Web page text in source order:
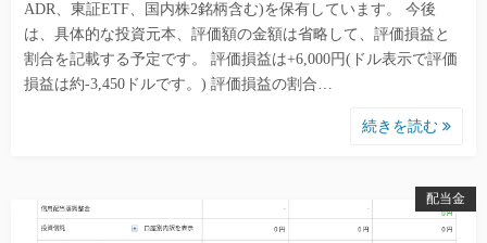
ADR、東証ETF、国内株2銘柄含む)を保有しています。 今後
は、具体的な投資元本、評価額の金額は省略して、評価損益と
割合を記載する予定です。 評価損益は+6,000円(ドル表示で評価
損益は約-3,450ドルです。) 評価損益の割合…
続きを読む
配当金